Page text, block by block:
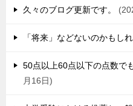
久々のブログ更新です。
「将来」などないのかもし
50点以上60点以下の点数で
月16日